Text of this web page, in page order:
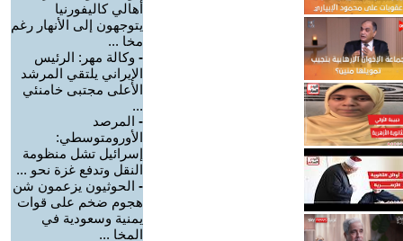
أهالي كاليفورنيا
يتوجهون إلى الأنهار رغم
مخا ...
- وكالة مهر: الرئيس
الإيراني يلتقي المرشد
الأعلى مجتبى خامنئي
...
- المرصد
الأورومتوسطي:
إسرائيل تشل منظومة
النقل وتدفع غزة نحو ...
- الحوثيون يزعمون شن
هجوم ضخم على قوات
يمنية وسعودية في
المخا ...